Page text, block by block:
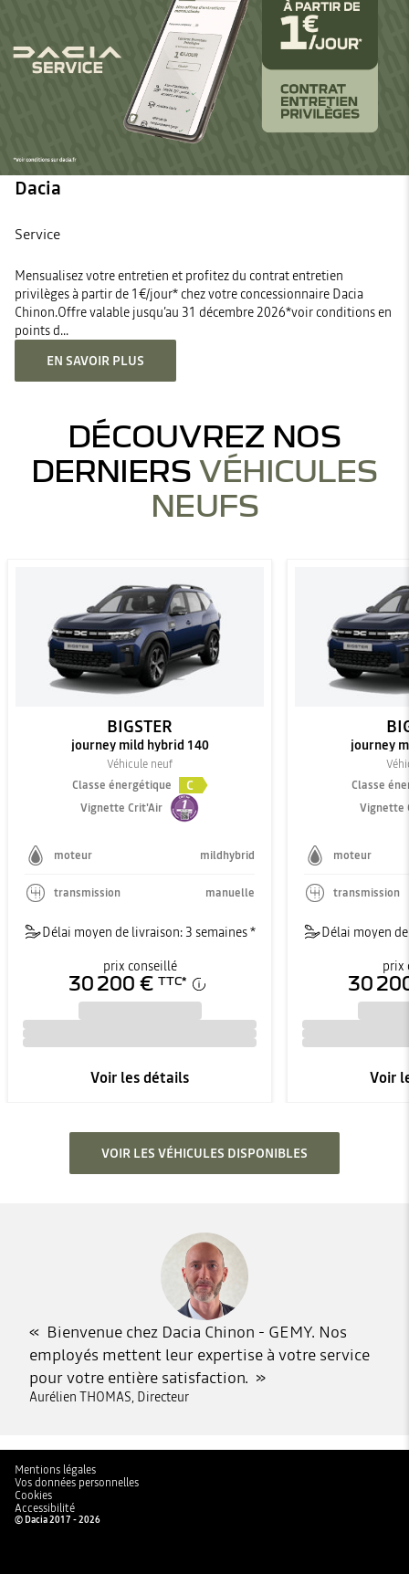
Dacia
Service
Mensualisez votre entretien et profitez du contrat entretien
privilèges à partir de 1€/jour* chez votre concessionnaire Dacia
Chinon.Offre valable jusqu’au 31 décembre 2026*voir conditions en
points d...
EN SAVOIR PLUS
DÉCOUVREZ NOS
DERNIERS VÉHICULES
NEUFS
BIGSTER
journey mild hybrid 140
Véhicule neuf
Classe énergétique
C
Vignette Crit'Air
moteur mildhybrid
transmission manuelle
Délai moyen de livraison: 3 semaines *
prix conseillé
30 200 € TTC*
Voir les détails
journey
Classe
Vignette
moteur
transmission
Délai moyen
prix
30
Voir
VOIR LES VÉHICULES DISPONIBLES
Bienvenue chez Dacia Chinon - GEMY. Nos
employés mettent leur expertise à votre service
pour votre entière satisfaction.
Aurélien THOMAS, Directeur
Mentions légales
Vos données personnelles
Cookies
Accessibilité
© Dacia 2017 - 2026